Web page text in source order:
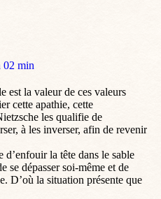
02 min
est la valeur de ces valeurs
cette apathie, cette
les qualifie de
à les inverser, afin de revenir
la tête dans le sable
se dépasser soi-même et de
D’où la situation présente que